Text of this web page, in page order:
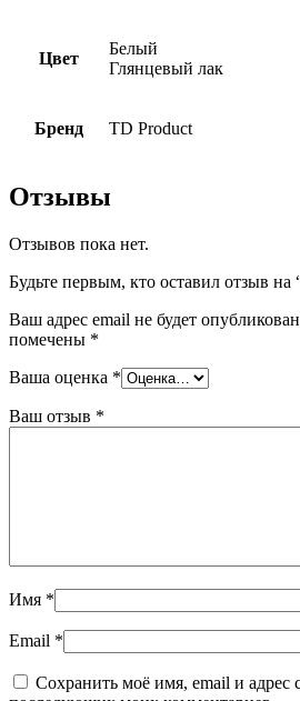
Цвет
Белый
Глянцевый лак
Бренд TD Product
Отзывы
Отзывов пока нет.
Будьте первым, кто оставил отзыв на
Ваш адрес email не будет
помечены *
Ваша оценка *
Ваш отзыв *
Имя *
Email *
Сохранить моё имя, email и адрес